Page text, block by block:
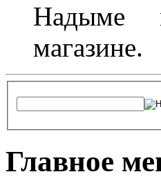
Надыме
магазине.
Главное